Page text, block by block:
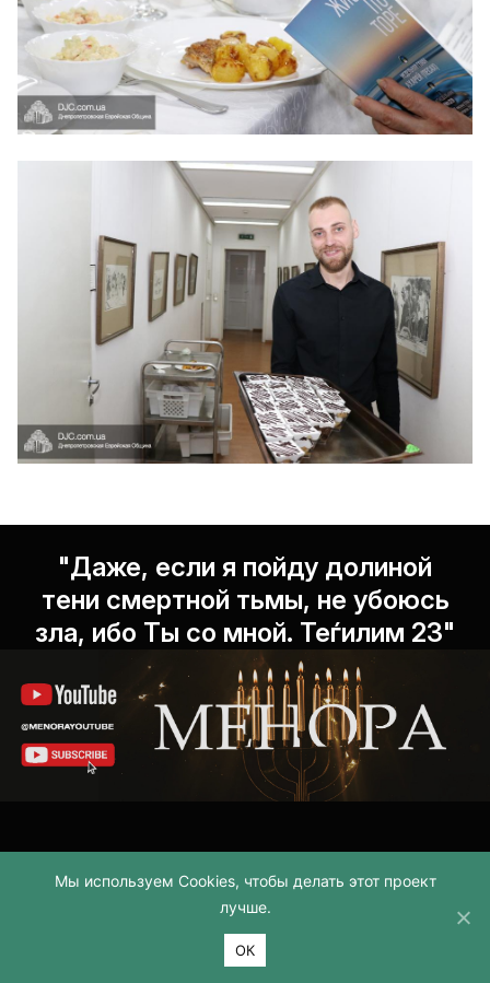
"Даже, если я пойду долиной
тени смертной тьмы, не убоюсь
зла, ибо Ты со мной. Теѓилим 23"
Есть вопросы?
Мы используем Cookies, чтобы делать этот проект
лучше.
ОК